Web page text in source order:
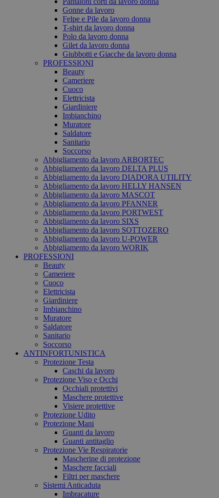
Gonne da lavoro
Felpe e Pile da lavoro donna
T-shirt da lavoro donna
Polo da lavoro donna
Gilet da lavoro donna
Giubbotti e Giacche da lavoro donna
PROFESSIONI
Beauty
Cameriere
Cuoco
Elettricista
Giardiniere
Imbianchino
Muratore
Saldatore
Sanitario
Soccorso
Abbigliamento da lavoro ARBORTEC
Abbigliamento da lavoro DELTA PLUS
Abbigliamento da lavoro DIADORA UTILITY
Abbigliamento da lavoro HELLY HANSEN
Abbigliamento da lavoro MASCOT
Abbigliamento da lavoro PFANNER
Abbigliamento da lavoro PORTWEST
Abbigliamento da lavoro SIXS
Abbigliamento da lavoro SOTTOZERO
Abbigliamento da lavoro U-POWER
Abbigliamento da lavoro WORIK
PROFESSIONI
Beauty
Cameriere
Cuoco
Elettricista
Giardiniere
Imbianchino
Muratore
Saldatore
Sanitario
Soccorso
ANTINFORTUNISTICA
Protezione Testa
Caschi da lavoro
Protezione Viso e Occhi
Occhiali protettivi
Maschere protettive
Visiere protettive
Protezione Udito
Protezione Mani
Guanti da lavoro
Guanti antitaglio
Protezione Vie Respiratorie
Mascherine di protezione
Maschere facciali
Filtri per maschere
Sistemi Anticaduta
Imbracature